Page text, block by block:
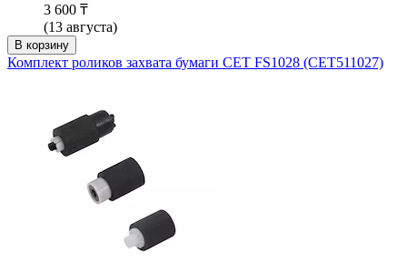
3 600 ₸
(13 августа)
В корзину
Комплект роликов захвата бумаги CET FS1028 (CET511027)